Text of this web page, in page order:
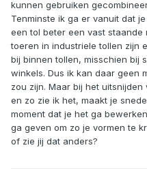
kunnen gebruiken
Tenminste ik ga er vanuit dat
een tol beter een vast staande
toeren in industriele tollen zijn
bij binnen tollen, misschien bij
winkels. Dus ik kan daar geen
zou zijn. Maar bij het
en zo zie ik het, maakt je
moment dat je het ga
ga geven om zo je vormen te
of zie jij dat anders?